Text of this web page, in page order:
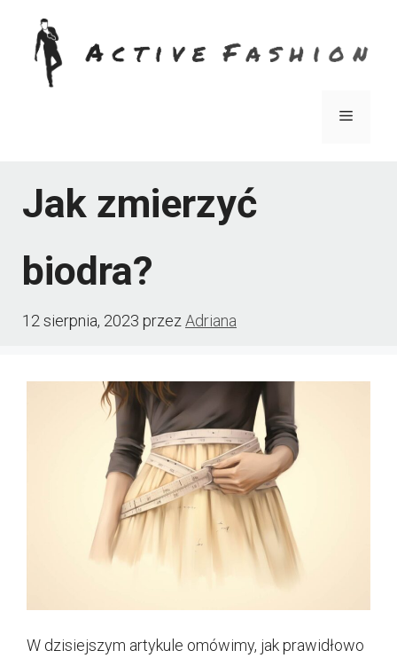
Przejdź
Menu
Jak zmierzyć
biodra?
12 sierpnia, 2023 przez Adriana
W dzisiejszym artykule omówimy, jak prawidłowo